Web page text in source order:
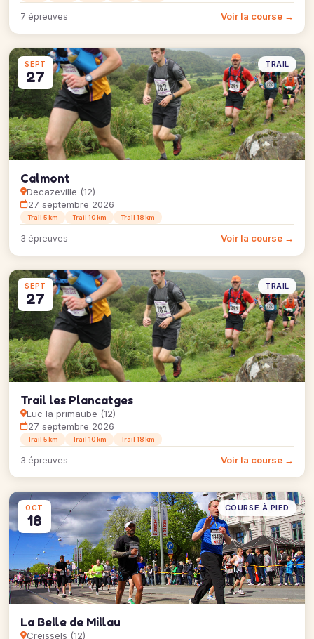
7 épreuves Voir la course →
SEPT
27
TRAIL
Calmont
Decazeville (12)
27 septembre 2026
Trail 5 km Trail 10 km Trail 18 km
3 épreuves Voir la course →
SEPT
27
TRAIL
Trail les Plancatges
Luc la primaube (12)
27 septembre 2026
Trail 5 km Trail 10 km Trail 18 km
3 épreuves Voir la course →
OCT
18
COURSE À PIED
La Belle de Millau
Creissels (12)